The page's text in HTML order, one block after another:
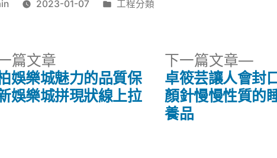
2023-01-07
分
工程分類
篇文章
一
篇
娛樂城魅力的品質保
娛樂城拼現狀線上拉
下一篇文章
下
一
篇
卓筱芸讓人會封
顏針慢慢性質的
養品